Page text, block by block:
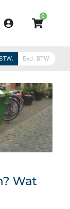
Account
0
Excl. BTW.
Wat